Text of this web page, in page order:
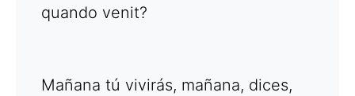
quando venit?
Mañana tú vivirás, mañana, dices,